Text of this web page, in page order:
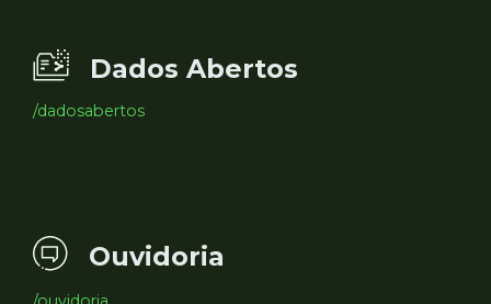
Dados Abertos
/dadosabertos
Ouvidoria